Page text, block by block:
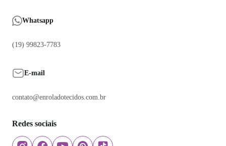
Whatsapp
(19) 99823-7783
E-mail
contato@enroladotecidos.com.br
Redes sociais